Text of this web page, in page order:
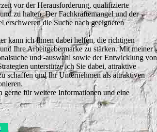
vor der Herausforderung, qualifizierte
zu halten. Der Fachkräftemangel und der
erschweren die Suche nach geeigneten
kann ich Ihnen dabei helfen, die richtigen
Ihre Arbeitgebermarke zu stärken. Mit meiner
und -auswahl sowie der Entwicklung von
unterstütze ich Sie dabei, attraktive
schaffen und Ihr Unternehmen als attraktiven
gerne für weitere Informationen und eine